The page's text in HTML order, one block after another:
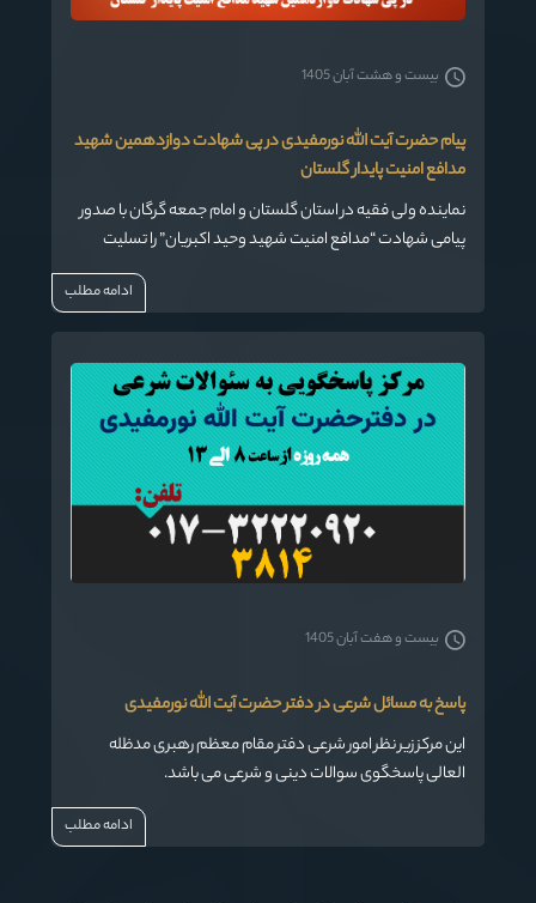
پیام حضرت آیت الله نورمفیدی در پی شهادت دوازدهمین شهید
مدافع امنیت پایدار گلستان
نماینده ولی فقیه در استان گلستان و امام جمعه گرگان با صدور
پیامی شهادت “مدافع امنیت شهید وحید اکبریان” را تسلیت
بیست و هشت آبان 1405
ادامه مطلب
پاسخ به مسائل شرعی در دفتر حضرت آیت الله نورمفیدی
این مرکز زیر نظر امور شرعی دفتر مقام معظم رهبری مدظله
العالی پاسخگوی سوالات دینی و شرعی می باشد.
بیست و هفت آبان 1405
ادامه مطلب